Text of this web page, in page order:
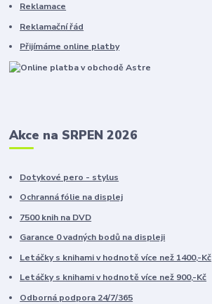
Reklamace
Reklamační řád
Přijímáme online platby
Akce na SRPEN 2026
Dotykové pero - stylus
Ochranná fólie na displej
7500 knih na DVD
Garance 0 vadných bodů na displeji
Letáčky s knihami v hodnotě více než 1400,-Kč
Letáčky s knihami v hodnotě více než 900,-Kč
Odborná podpora 24/7/365